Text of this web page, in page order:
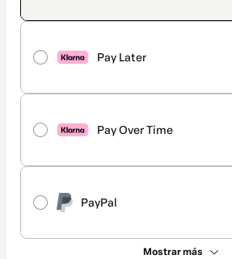
Pay Later
Pay Over Time
PayPal
Mostrar más